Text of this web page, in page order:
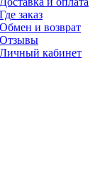
Где заказ
Обмен и возврат
Отзывы
Личный кабинет